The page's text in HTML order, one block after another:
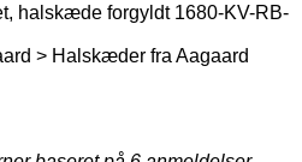
halskæde forgyldt 1680-KV-RB-
> Halskæder fra Aagaard